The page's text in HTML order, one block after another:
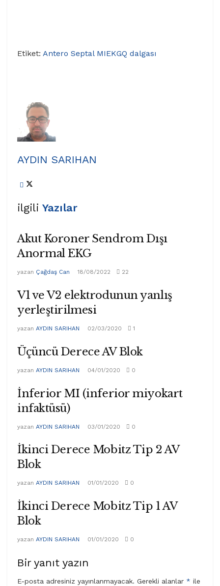
Etiket: Antero Septal MIEKGQ dalgası
AYDIN SARIHAN
ilgili Yazılar
Akut Koroner Sendrom Dışı
Anormal EKG
yazan Çağdaş Can 18/08/2022 22
V1 ve V2 elektrodunun yanlış
yerleştirilmesi
yazan AYDIN SARIHAN 02/03/2020 1
Üçüncü Derece AV Blok
yazan AYDIN SARIHAN 04/01/2020 0
İnferior MI (inferior miyokart
infaktüsü)
yazan AYDIN SARIHAN 03/01/2020 0
İkinci Derece Mobitz Tip 2 AV
Blok
yazan AYDIN SARIHAN 01/01/2020 0
İkinci Derece Mobitz Tip 1 AV
Blok
yazan AYDIN SARIHAN 01/01/2020 0
Bir yanıt yazın
E-posta adresiniz yayınlanmayacak. Gerekli alanlar * ile